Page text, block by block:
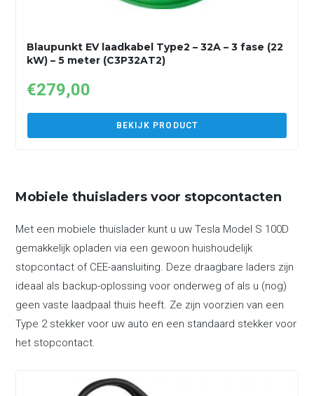
Blaupunkt EV laadkabel Type2 – 32A – 3 fase (22
kW) – 5 meter (C3P32AT2)
€279,00
BEKIJK PRODUCT
Mobiele thuisladers voor stopcontacten
Met een mobiele thuislader kunt u uw Tesla Model S 100D
gemakkelijk opladen via een gewoon huishoudelijk
stopcontact of CEE-aansluiting. Deze draagbare laders zijn
ideaal als backup-oplossing voor onderweg of als u (nog)
geen vaste laadpaal thuis heeft. Ze zijn voorzien van een
Type 2 stekker voor uw auto en een standaard stekker voor
het stopcontact.